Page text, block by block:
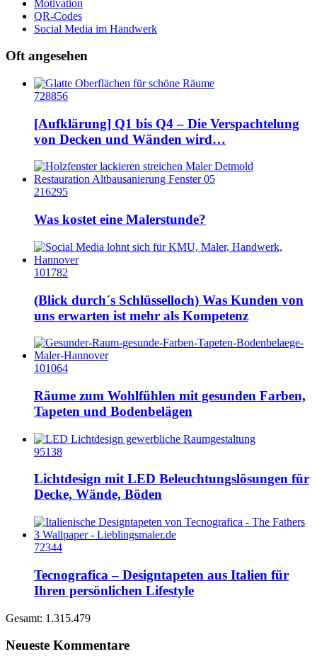
Motivation
QR-Codes
Social Media im Handwerk
Oft angesehen
728856
[Aufklärung] Q1 bis Q4 – Die Verspachtelung
von Decken und Wänden wird…
216295
Was kostet eine Malerstunde?
101782
(Blick durch´s Schlüsselloch) Was Kunden von
uns erwarten ist mehr als Kompetenz
101064
Räume zum Wohlfühlen mit gesunden Farben,
Tapeten und Bodenbelägen
95138
Lichtdesign mit LED Beleuchtungslösungen für
Decke, Wände, Böden
72344
Tecnografica – Designtapeten aus Italien für
Ihren persönlichen Lifestyle
Gesamt: 1.315.479
Neueste Kommentare